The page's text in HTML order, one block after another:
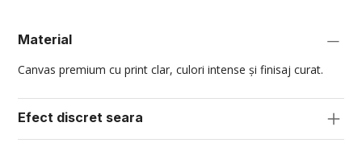
Material
Canvas premium cu print clar, culori intense și finisaj curat.
Efect discret seara